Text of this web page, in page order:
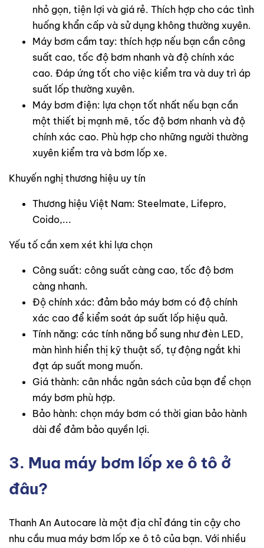
nhỏ gọn, tiện lợi và giá rẻ. Thích hợp cho các tình
huống khẩn cấp và sử dụng không thường xuyên.
Máy bơm cầm tay: thích hợp nếu bạn cần công
suất cao, tốc độ bơm nhanh và độ chính xác
cao. Đáp ứng tốt cho việc kiểm tra và duy trì áp
suất lốp thường xuyên.
Máy bơm điện: lựa chọn tốt nhất nếu bạn cần
một thiết bị mạnh mẽ, tốc độ bơm nhanh và độ
chính xác cao. Phù hợp cho những người thường
xuyên kiểm tra và bơm lốp xe.
Khuyến nghị thương hiệu uy tín
Thương hiệu Việt Nam: Steelmate, Lifepro,
Coido,...
Yếu tố cần xem xét khi lựa chọn
Công suất: công suất càng cao, tốc độ bơm
càng nhanh.
Độ chính xác: đảm bảo máy bơm có độ chính
xác cao để kiểm soát áp suất lốp hiệu quả.
Tính năng: các tính năng bổ sung như đèn LED,
màn hình hiển thị kỹ thuật số, tự động ngắt khi
đạt áp suất mong muốn.
Giá thành: cân nhắc ngân sách của bạn để chọn
máy bơm phù hợp.
Bảo hành: chọn máy bơm có thời gian bảo hành
dài để đảm bảo quyền lợi.
3. Mua máy bơm lốp xe ô tô ở
đâu?
Thanh An Autocare là một địa chỉ đáng tin cậy cho
nhu cầu mua máy bơm lốp xe ô tô của bạn. Với nhiều